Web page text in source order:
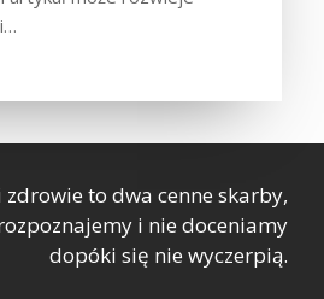
zdrowie to dwa cenne skarby,
i nie doceniamy
dopóki się nie wyczerpią.